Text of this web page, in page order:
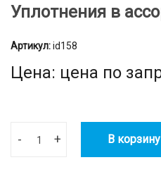
Уплотнения в
Артикул:id158
Цена: цена по
- + В корзину